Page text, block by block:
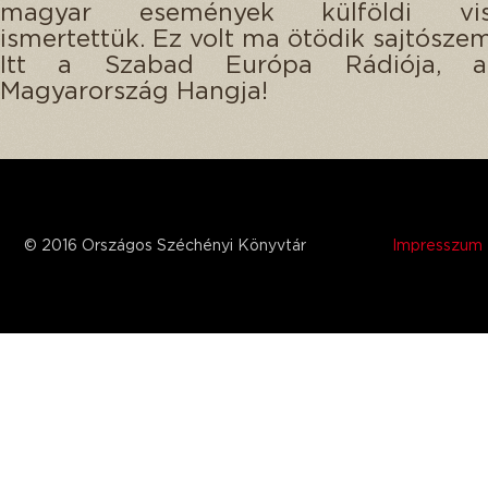
magyar események külföldi
ismertettük. Ez volt ma ötödik
Itt a Szabad Európa Rádiója, a
Magyarország Hangja!
© 2016 Országos Széchényi Könyvtár Impresszum